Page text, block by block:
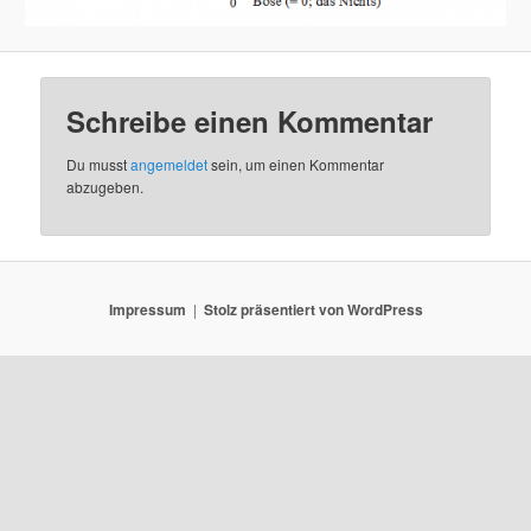
Schreibe einen Kommentar
Du musstangemeldetsein, um einen Kommentar
abzugeben.
Impressum Stolz präsentiert von WordPress